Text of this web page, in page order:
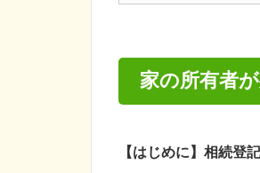
家の所有者
【はじめに】相続登